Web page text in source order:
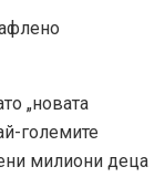
„новата
големите
милиони деца